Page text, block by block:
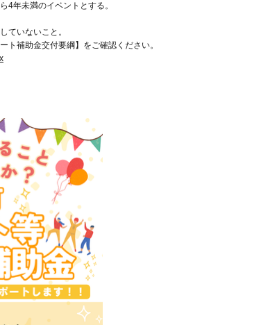
4年未満のイベントとする。
ていないこと。
ト補助金交付要綱】をご確認ください。